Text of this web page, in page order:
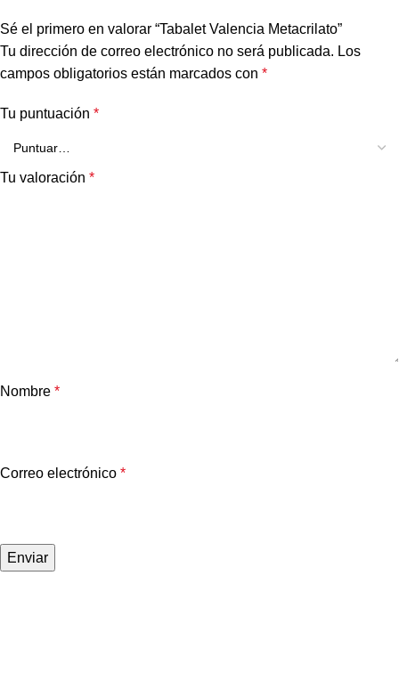
Sé el primero en valorar “Tabalet Valencia Metacrilato”
Tu dirección de correo electrónico no será publicada. Los
campos obligatorios están marcados con*
Tu puntuación*
Tu valoración*
Nombre*
Correo electrónico*